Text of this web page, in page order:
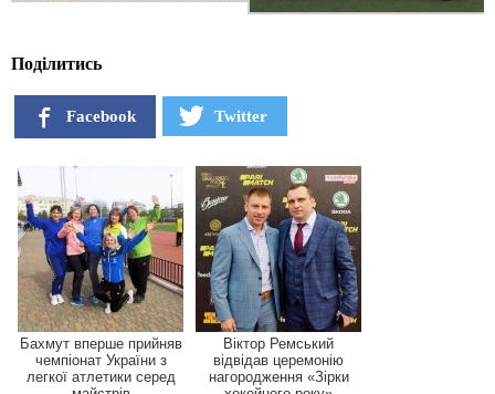
Поділитись
Facebook Twitter
Бахмут вперше прийняв
чемпіонат України з
легкої атлетики серед
Віктор Ремський
відвідав церемонію
нагородження «Зірки